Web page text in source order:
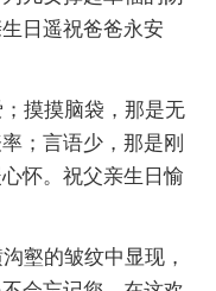
日遥祝爸爸永安
摸摸脑袋，那是无
；言语少，那是刚
怀。祝父亲生日愉
壑的皱纹中显现，